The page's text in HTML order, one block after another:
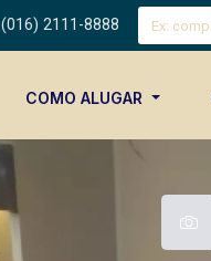
(016) 2111-8888
COMO ALUGAR